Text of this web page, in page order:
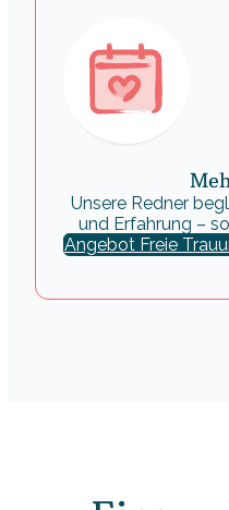
Unsere Redner
und Erfahrung –
Angebot Freie